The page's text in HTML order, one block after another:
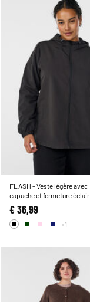
FLASH - Veste légère avec
capuche et fermeture éclair
€ 36,99
+1